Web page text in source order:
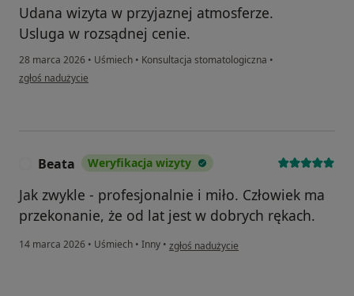
Udana wizyta w przyjaznej atmosferze.
Usluga w rozsądnej cenie.
28 marca 2026 • Uśmiech • Konsultacja stomatologiczna •
w opinii użytkownika Piotr
zgłoś nadużycie
Beata Weryfikacja wizyty
Jak zwykle - profesjonalnie i miło. Człowiek ma
przekonanie, że od lat jest w dobrych rękach.
14 marca 2026 • Uśmiech • Inny • w opinii użytkownika Beata
zgłoś nadużycie